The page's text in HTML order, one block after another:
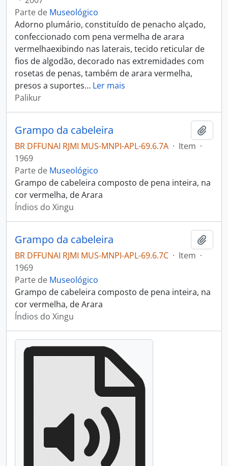
Parte de Museológico
Adorno plumário, constituído de penacho alçado,
confeccionado com pena vermelha de arara
vermelhaexibindo nas laterais, tecido reticular de
fios de algodão, decorado nas extremidades com
rosetas de penas, também de arara vermelha,
presos a suportes… Ler mais
Palikur
Grampo da cabeleira
BR DFFUNAI RJMI MUS-MNPI-APL-69.6.7A · Item ·
1969
Parte de Museológico
Grampo de cabeleira composto de pena inteira, na
cor vermelha, de Arara
Índios do Xingu
Grampo da cabeleira
BR DFFUNAI RJMI MUS-MNPI-APL-69.6.7C · Item ·
1969
Parte de Museológico
Grampo de cabeleira composto de pena inteira, na
cor vermelha, de Arara
Índios do Xingu